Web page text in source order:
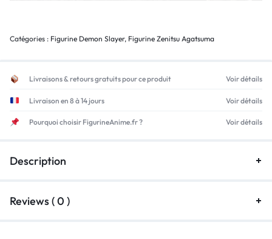
Catégories : Figurine Demon Slayer, Figurine Zenitsu Agatsuma
Livraisons & retours gratuits pour ce produit Voir détails
Livraison en 8 à 14 jours Voir détails
Pourquoi choisir FigurineAnime.fr ? Voir détails
Description
Reviews ( 0 )